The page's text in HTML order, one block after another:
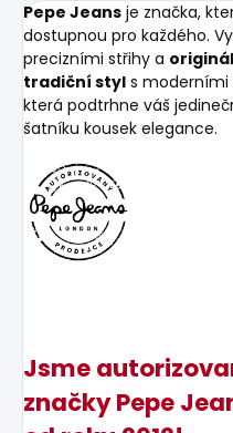
Pepe Jeans je značka,
dostupnou pro každého.
precizními střihy a
tradiční styl s moderními
která podtrhne váš
šatníku kousek elegance.
Jsme
značky Pepe